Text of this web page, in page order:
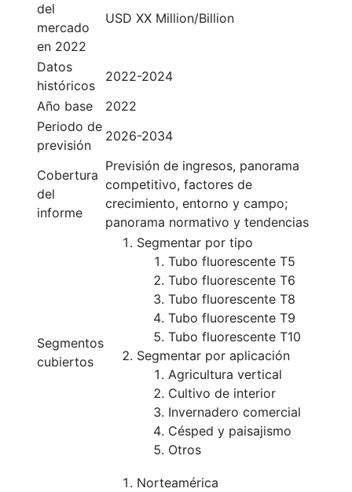
del
mercado
en 2022
USD XX Million/Billion
Datos
históricos
2022-2024
Año base
2022
Periodo de
previsión
2026-2034
Cobertura
del
informe
Previsión de ingresos, panorama
competitivo, factores de
crecimiento, entorno y campo;
panorama normativo y tendencias
Segmentos
cubiertos
Segmentar por tipo
Tubo fluorescente T5
Tubo fluorescente T6
Tubo fluorescente T8
Tubo fluorescente T9
Tubo fluorescente T10
Segmentar por aplicación
Agricultura vertical
Cultivo de interior
Invernadero comercial
Césped y paisajismo
Otros
Norteamérica